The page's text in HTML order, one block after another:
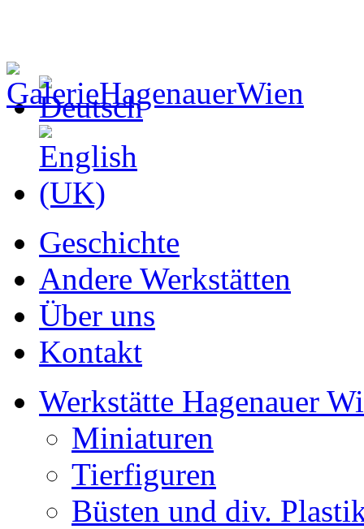
Geschichte
Andere Werkstätten
Über uns
Kontakt
Werkstätte Hagenauer
Miniaturen
Tierfiguren
Büsten und div.